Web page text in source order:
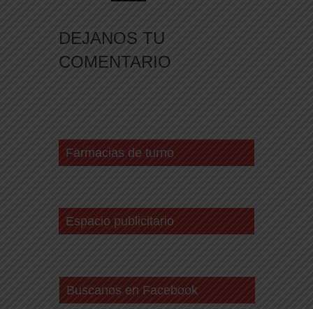
DEJANOS TU
COMENTARIO
Farmacias de turno
Espacio publicitario
Buscanos en Facebook